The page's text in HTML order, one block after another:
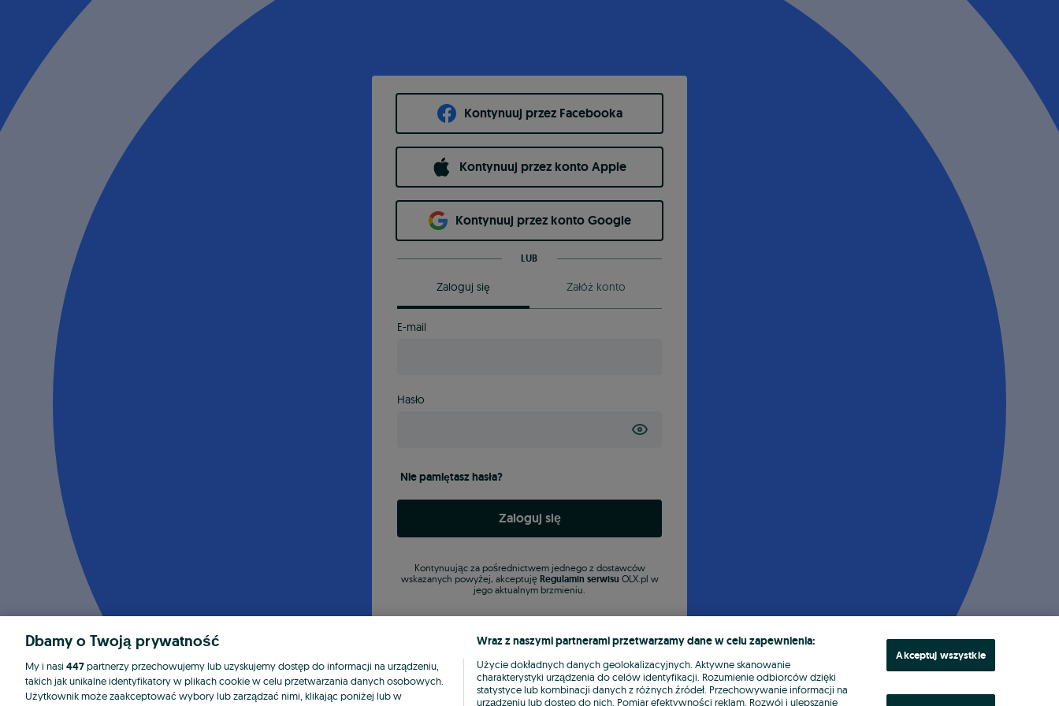
Kontynuuj przez Facebooka
Kontynuuj przez konto Apple
Kontynuuj przez konto Google
LUB
Zaloguj się Załóż konto
E-mail
Hasło
Nie pamiętasz hasła?
Zaloguj się
Kontynuując za pośrednictwem jednego z dostawców
wskazanych powyżej, akceptuję Regulamin serwisu OLX.pl w
jego aktualnym brzmieniu.
Dbamy o Twoją prywatność
My i nasi 447partnerzy przechowujemy lub uzyskujemy dostęp do informacji na urządzeniu,
takich jak unikalne identyfikatory w plikach cookie w celu przetwarzania danych osobowych.
Użytkownik może zaakceptować wybory lub zarządzać nimi, klikając poniżej lub w
Wraz z naszymi partnerami przetwarzamy dane w celu zapewnienia:
Użycie dokładnych danych geolokalizacyjnych. Aktywne skanowanie
charakterystyki urządzenia do celów identyfikacji. Rozumienie odbiorców dzięki
statystyce lub kombinacji danych z różnych źródeł. Przechowywanie informacji na
urządzeniu lub dostęp do nich. Pomiar efektywności reklam. Rozwój i ulepszanie
Akceptuj wszystkie